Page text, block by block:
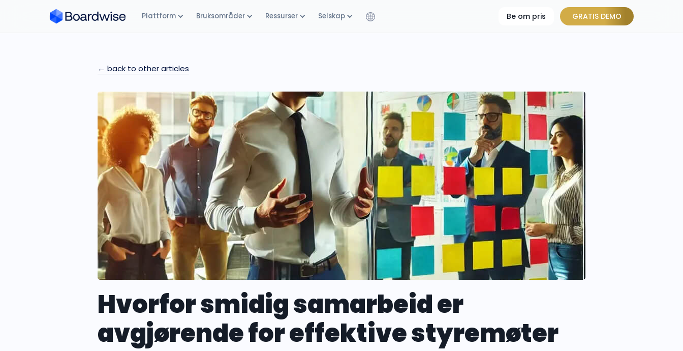
Plattform Bruksområder Ressurser Selskap Be om pris GRATIS DEMO
← back to other articles
Hvorfor smidig samarbeid er
avgjørende for effektive styremøter